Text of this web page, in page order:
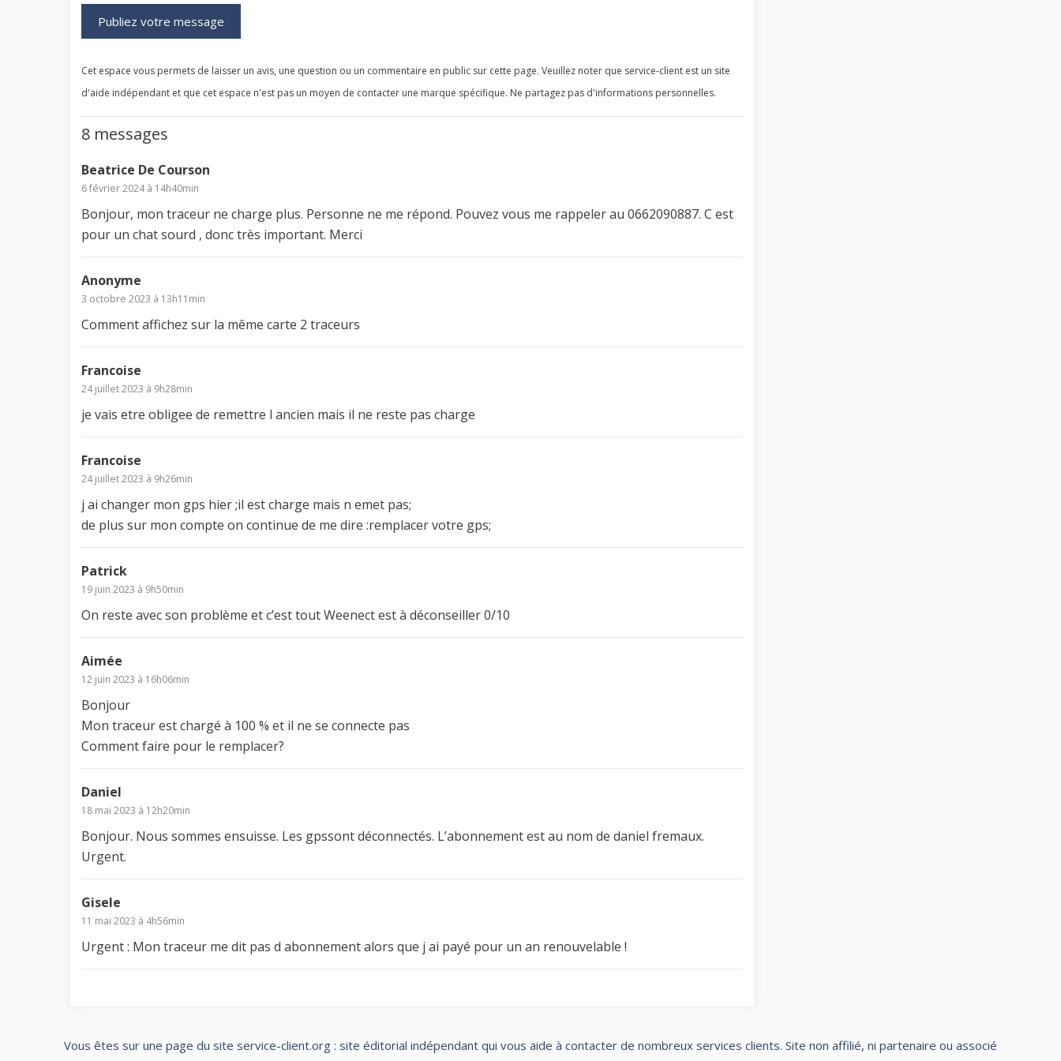
Cet espace vous permets de laisser un avis, une question ou un commentaire en public sur cette page. Veuillez noter que service-client est un site
d'aide indépendant et que cet espace n'est pas un moyen de contacter une marque spécifique. Ne partagez pas d'informations personnelles.
8 messages
Beatrice De Courson
6 février 2024 à 14h40min
Bonjour, mon traceur ne charge plus. Personne ne me répond. Pouvez vous me rappeler au 0662090887. C est
pour un chat sourd , donc très important. Merci
Anonyme
3 octobre 2023 à 13h11min
Comment affichez sur la même carte 2 traceurs
Francoise
24 juillet 2023 à 9h28min
je vais etre obligee de remettre l ancien mais il ne reste pas charge
Francoise
24 juillet 2023 à 9h26min
j ai changer mon gps hier ;il est charge mais n emet pas;
de plus sur mon compte on continue de me dire :remplacer votre gps;
Patrick
19 juin 2023 à 9h50min
On reste avec son problème et c’est tout Weenect est à déconseiller 0/10
Aimée
12 juin 2023 à 16h06min
Bonjour
Mon traceur est chargé à 100 % et il ne se connecte pas
Comment faire pour le remplacer?
Daniel
18 mai 2023 à 12h20min
Bonjour. Nous sommes ensuisse. Les gpssont déconnectés. L’abonnement est au nom de daniel fremaux.
Urgent.
Gisele
11 mai 2023 à 4h56min
Urgent : Mon traceur me dit pas d abonnement alors que j ai payé pour un an renouvelable !
Vous êtes sur une page du site service-client.org : site éditorial indépendant qui vous aide à contacter de nombreux services clients. Site non affilié, ni partenaire ou associé